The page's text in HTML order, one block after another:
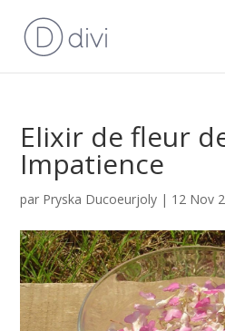
Elixir de fleur
Impatience
par Pryska Ducoeurjoly | 12 Nov